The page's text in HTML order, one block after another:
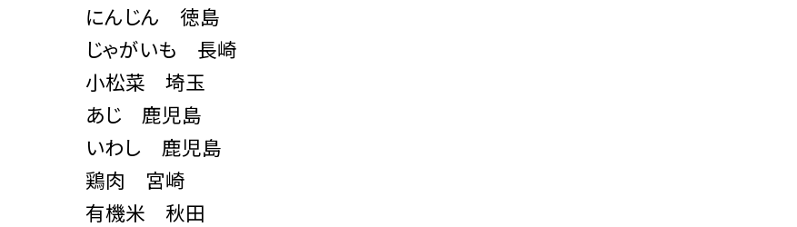
にんじん 徳島
じゃがいも 長崎
小松菜 埼玉
あじ 鹿児島
いわし 鹿児島
鶏肉 宮崎
有機米 秋田